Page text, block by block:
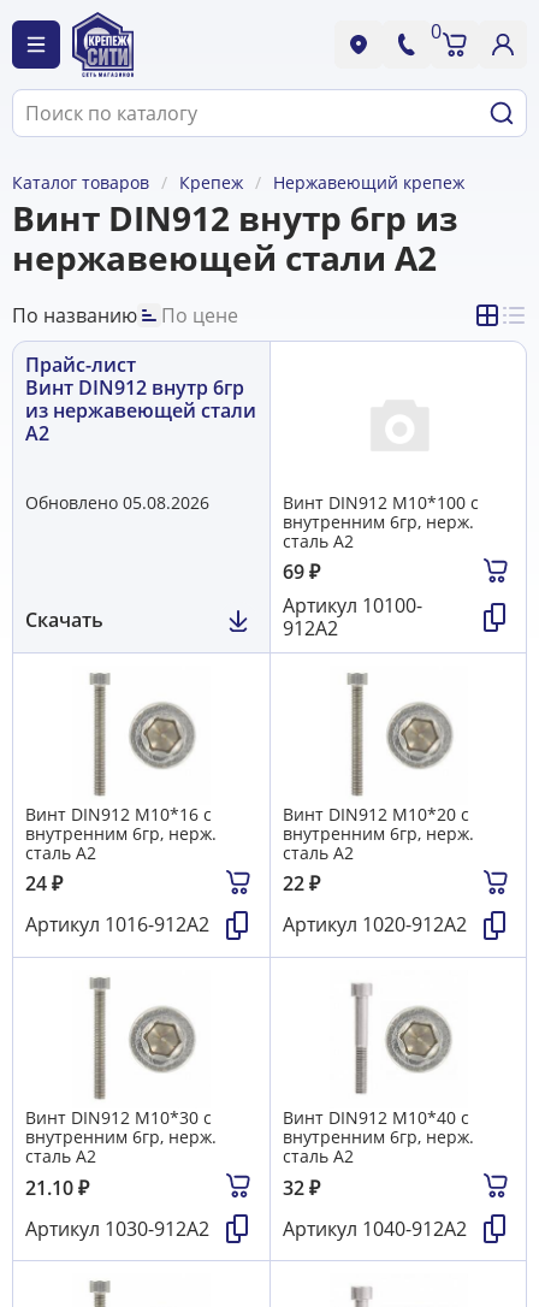
0
Каталог товаров Крепеж Нержавеющий крепеж
Винт DIN912 внутр 6гр из
нержавеющей стали А2
По названию
По цене
Прайс-лист
Винт DIN912 внутр 6гр
из нержавеющей стали
А2
Обновлено 05.08.2026
Скачать
Винт DIN912 М10*100 с
внутренним 6гр, нерж.
сталь А2
69₽
Артикул 10100-
912А2
Винт DIN912 М10*16 с
внутренним 6гр, нерж.
сталь А2
24₽
Артикул 1016-912А2
Винт DIN912 М10*20 с
внутренним 6гр, нерж.
сталь А2
22₽
Артикул 1020-912А2
Винт DIN912 М10*30 с
внутренним 6гр, нерж.
сталь А2
21.10₽
Артикул 1030-912А2
Винт DIN912 М10*40 с
внутренним 6гр, нерж.
сталь А2
32₽
Артикул 1040-912А2